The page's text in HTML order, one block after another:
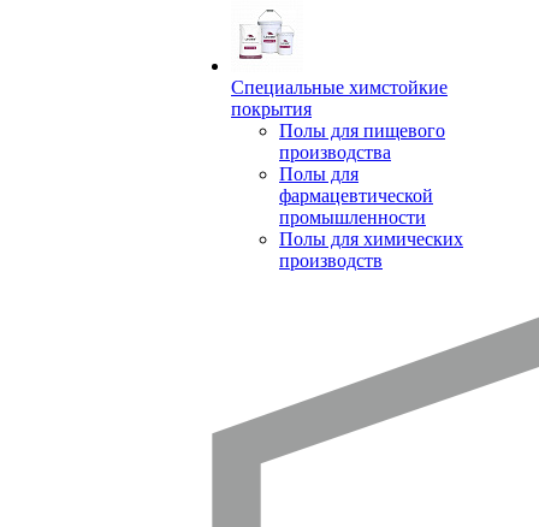
Специальные химстойкие
покрытия
Полы для пищевого
производства
Полы для
фармацевтической
промышленности
Полы для химических
производств